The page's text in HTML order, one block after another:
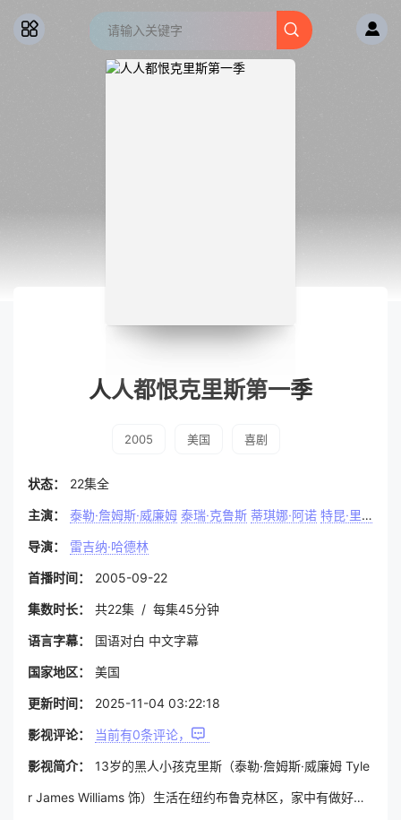
人人都恨克里斯第一季
2005 美国 喜剧
状态： 22集全
主演： 泰勒·詹姆斯·威廉姆 泰瑞·克鲁斯 蒂琪娜·阿诺 特昆·里奇蒙德
导演： 雷吉纳·哈德林
首播时间： 2005-09-22
集数时长： 共22集 / 每集45分钟
语言字幕： 国语对白 中文字幕
国家地区： 美国
更新时间： 2025-11-04 03:22:18
影视评论： 当前有0条评论，
影视简介： 13岁的黑人小孩克里斯（泰勒·詹姆斯·威廉姆 Tyle
r James Williams 饰）生活在纽约布鲁克林区，家中有做好几